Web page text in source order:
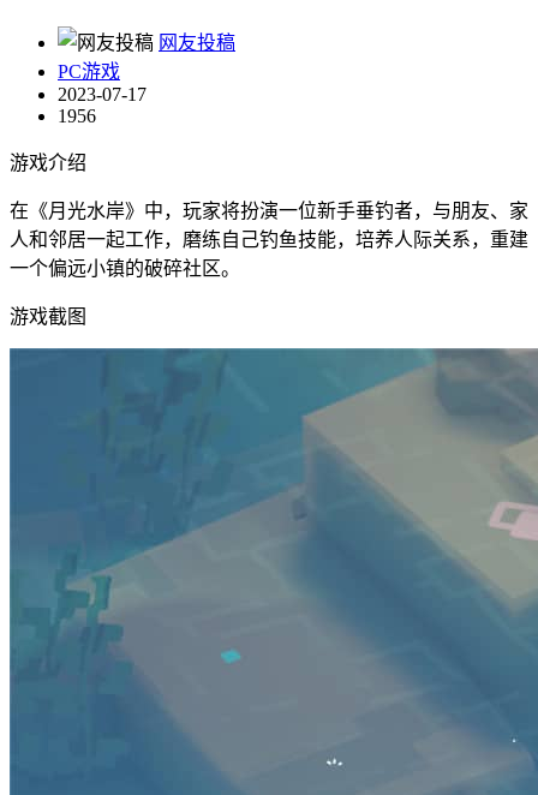
网友投稿
PC游戏
2023-07-17
1956
游戏介绍
在《月光水岸》中，玩家将扮演一位新手垂钓者，与朋友、家
人和邻居一起工作，磨练自己钓鱼技能，培养人际关系，重建
一个偏远小镇的破碎社区。
游戏截图